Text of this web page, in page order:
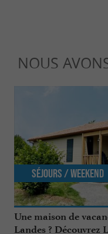
NOUS
Une maison de
Landes ? Découvrez
Séjours / Weekend